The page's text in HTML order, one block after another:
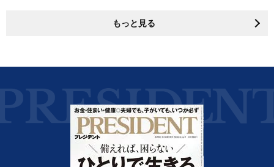
もっと見る